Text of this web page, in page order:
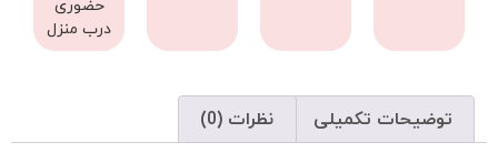
درب منزل
توضیحات تکمیلی نظرات (0)